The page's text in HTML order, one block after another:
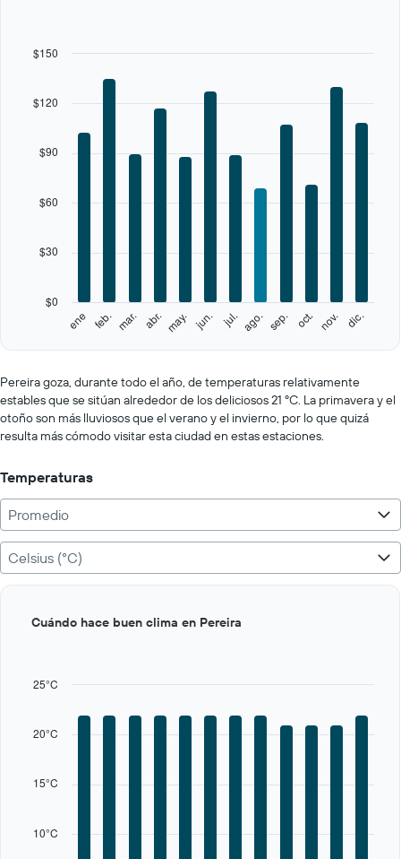
Range:
categories.
values.
Range:
0
to
ene feb. mar. abr. may. jun. jul. ago. sep. oct. nov. dic.
$0
$30
$60
$90
$120
$150
interactive
Pereira goza, durante todo el año, de temperaturas relativamente
estables que se sitúan alrededor de los deliciosos 21 ºC. La primavera y el
otoño son más lluviosos que el verano y el invierno, por lo que quizá
resulta más cómodo visitar esta ciudad en estas estaciones.
Temperaturas
Promedio
Celsius (°C)
Range:
graphic.
10°C
15°C
20°C
25°C
Cuándo hace buen clima en Pereira